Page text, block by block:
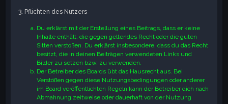
3. Pflichten des Nutzers
Du erklärst mit der Erstellung eines Beitrags, dass er keine
Inhalte enthält, die gegen geltendes Recht oder die guten
Sitten verstoßen. Du erklärst insbesondere, dass du das Recht
besitzt, die in deinen Beiträgen verwendeten Links und
Bilder zu setzen bzw. zu verwenden.
Der Betreiber des Boards übt das Hausrecht aus. Bei
Verstößen gegen diese Nutzungsbedingungen oder anderer
im Board veröffentlichten Regeln kann der Betreiber dich nach
Abmahnung zeitweise oder dauerhaft von der Nutzung